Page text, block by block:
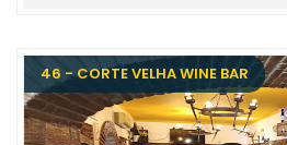
46 - CORTE VELHA WINE BAR